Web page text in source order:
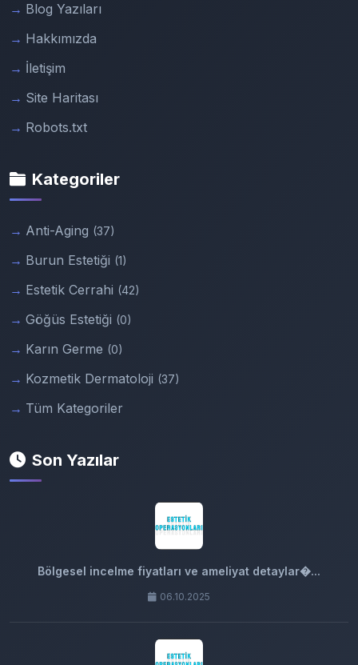
Blog Yazıları
Hakkımızda
İletişim
Site Haritası
Robots.txt
Kategoriler
Anti-Aging (37)
Burun Estetiği (1)
Estetik Cerrahi (42)
Göğüs Estetiği (0)
Karın Germe (0)
Kozmetik Dermatoloji (37)
Tüm Kategoriler
Son Yazılar
Bölgesel incelme fiyatları ve ameliyat detaylar�...
06.10.2025